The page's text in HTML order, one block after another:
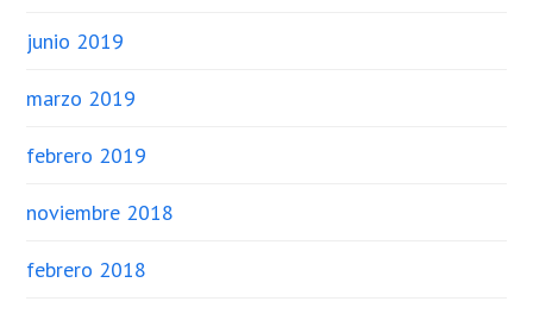
junio 2019
marzo 2019
febrero 2019
noviembre 2018
febrero 2018